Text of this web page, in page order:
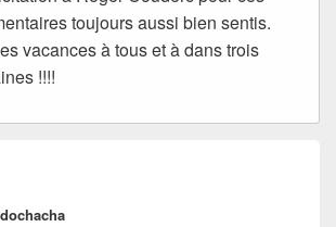
toujours aussi bien sentis.
vacances à tous et à dans trois
!!!!
: